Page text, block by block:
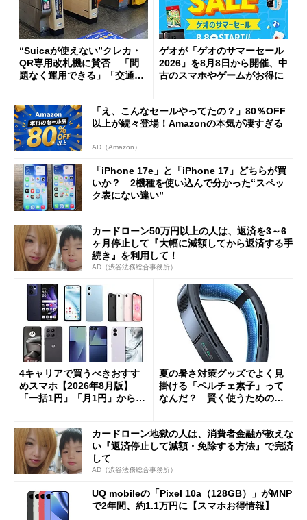
“Suicaが使えない”クレカ・
QR専用改札機に賛否 「問
題なく運用できる」「交通系I
ゲオが「ゲオのサマーセール
2026」を8月8日から開催、中
古のスマホやゲームがお得に
「え、こんなセールやってたの？」80％OFF
以上が続々登場！Amazonの本気が凄すぎる
AD（Amazon）
「iPhone 17e」と「iPhone 17」どちらが買
いか？ 2機種を使い込んで分かった“スペッ
ク表にない違い”
カードローン50万円以上の人は、返済を3～6
ヶ月停止して『大幅に減額してから返済する手
続き』を利用して！
AD（渋谷法務総合事務所）
4キャリアで買うべきおすす
めスマホ【2026年8月版】
「一括1円」「月1円」からお
夏の暑さ対策グッズでよく見
掛ける「ペルチェ素子」って
なんだ？ 賢く使うための注
カードローン地獄の人は、消費者金融が教えな
い『返済停止して減額・免除する方法』で完済
して
AD（渋谷法務総合事務所）
UQ mobileの「Pixel 10a（128GB）」がMNP
で2年間、約1.1万円に【スマホお得情報】